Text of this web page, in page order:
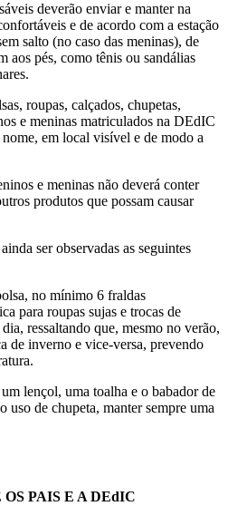
deverão enviar e manter na
e de acordo com a estação
salto (no caso das meninas), de
aos pés, como tênis ou sandálias
roupas, calçados, chupetas,
e meninas matriculados na DEdIC
em local visível e de modo a
e meninas não deverá conter
produtos que possam causar
ser observadas as seguintes
no mínimo 6 fraldas
para roupas sujas e trocas de
ressaltando que, mesmo no verão,
de inverno e vice-versa, prevendo
lençol, uma toalha e o babador de
de chupeta, manter sempre uma
PAIS E A DEdIC